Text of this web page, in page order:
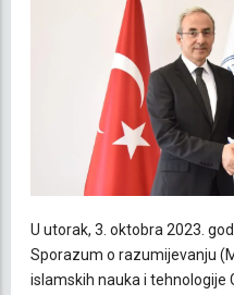
U utorak, 3. oktobra 2023.
Sporazum o razumijevanju
islamskih nauka i tehnologije